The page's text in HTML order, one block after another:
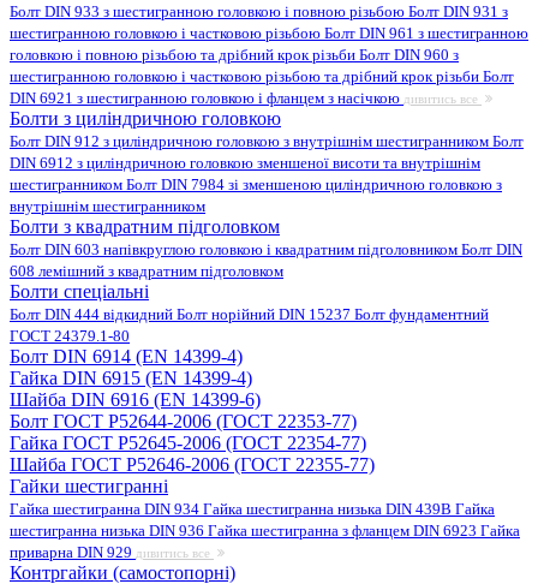
Болт DIN 933 з шестигранною головкою і повною різьбою Болт DIN 931 з
шестигранною головкою і частковою різьбою Болт DIN 961 з шестигранною
головкою і повною різьбою та дрібний крок різьби Болт DIN 960 з
шестигранною головкою і частковою різьбою та дрібний крок різьби Болт
DIN 6921 з шестигранною головкою і фланцем з насічкою дивитись все
Болти з циліндричною головкою
Болт DIN 912 з циліндричною головкою з внутрішнім шестигранником Болт
DIN 6912 з циліндричною головкою зменшеної висоти та внутрішнім
шестигранником Болт DIN 7984 зі зменшеною циліндричною головкою з
внутрішнім шестигранником
Болти з квадратним підголовком
Болт DIN 603 напівкруглою головкою і квадратним підголовником Болт DIN
608 лемішний з квадратним підголовком
Болти спеціальні
Болт DIN 444 відкидний Болт норійний DIN 15237 Болт фундаментний
ГОСТ 24379.1-80
Болт DIN 6914 (EN 14399-4)
Гайка DIN 6915 (EN 14399-4)
Шайба DIN 6916 (EN 14399-6)
Болт ГОСТ Р52644-2006 (ГОСТ 22353-77)
Гайка ГОСТ Р52645-2006 (ГОСТ 22354-77)
Шайба ГОСТ Р52646-2006 (ГОСТ 22355-77)
Гайки шестигранні
Гайка шестигранна DIN 934 Гайка шестигранна низька DIN 439B Гайка
шестигранна низька DIN 936 Гайка шестигранна з фланцем DIN 6923 Гайка
приварна DIN 929 дивитись все
Контргайки (самостопорні)